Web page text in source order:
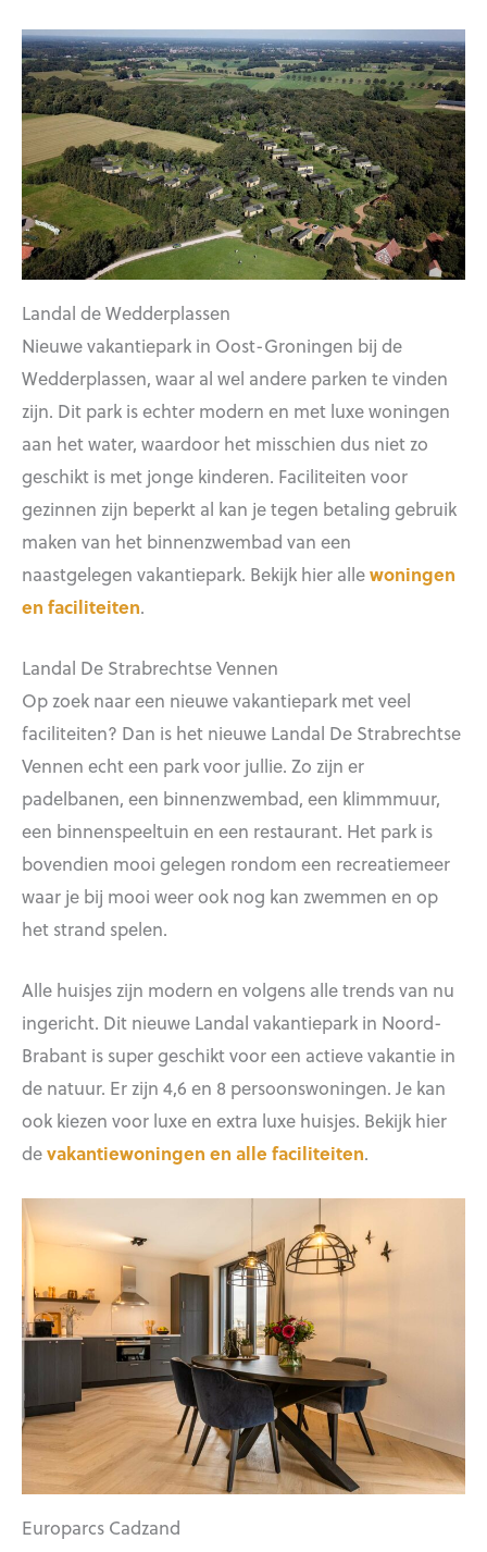
Landal de Wedderplassen
Nieuwe vakantiepark in Oost-Groningen bij de
Wedderplassen, waar al wel andere parken te vinden
zijn. Dit park is echter modern en met luxe woningen
aan het water, waardoor het misschien dus niet zo
geschikt is met jonge kinderen. Faciliteiten voor
gezinnen zijn beperkt al kan je tegen betaling gebruik
maken van het binnenzwembad van een
naastgelegen vakantiepark. Bekijk hier allewoningen
en faciliteiten.
Landal De Strabrechtse Vennen
Op zoek naar een nieuwe vakantiepark met veel
faciliteiten? Dan is het nieuwe Landal De Strabrechtse
Vennen echt een park voor jullie. Zo zijn er
padelbanen, een binnenzwembad, een klimmmuur,
een binnenspeeltuin en een restaurant. Het park is
bovendien mooi gelegen rondom een recreatiemeer
waar je bij mooi weer ook nog kan zwemmen en op
het strand spelen.
Alle huisjes zijn modern en volgens alle trends van nu
ingericht. Dit nieuwe Landal vakantiepark in Noord-
Brabant is super geschikt voor een actieve vakantie in
de natuur. Er zijn 4,6 en 8 persoonswoningen. Je kan
ook kiezen voor luxe en extra luxe huisjes. Bekijk hier
devakantiewoningen en alle faciliteiten.
Europarcs Cadzand